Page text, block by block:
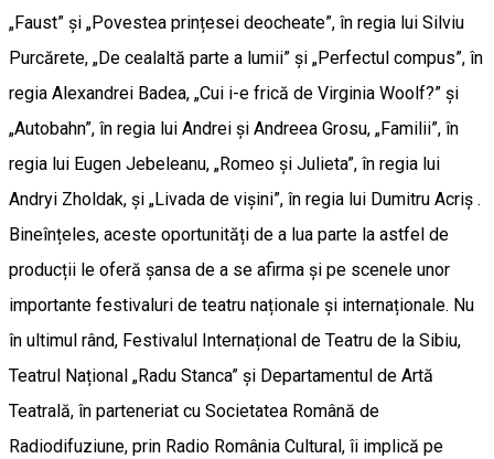
„Faust” și „Povestea prințesei deocheate”, în regia lui Silviu
Purcărete, „De cealaltă parte a lumii” și „Perfectul compus”, în
regia Alexandrei Badea, „Cui i-e frică de Virginia Woolf?” și
„Autobahn”, în regia lui Andrei și Andreea Grosu, „Familii”, în
regia lui Eugen Jebeleanu, „Romeo și Julieta”, în regia lui
Andryi Zholdak, și „Livada de vișini”, în regia lui Dumitru Acriș .
Bineînțeles, aceste oportunități de a lua parte la astfel de
producții le oferă șansa de a se afirma și pe scenele unor
importante festivaluri de teatru naționale și internaționale. Nu
în ultimul rând, Festivalul Internațional de Teatru de la Sibiu,
Teatrul Național „Radu Stanca” și Departamentul de Artă
Teatrală, în parteneriat cu Societatea Română de
Radiodifuziune, prin Radio România Cultural, îi implică pe